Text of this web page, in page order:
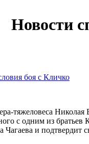
Новости
боя с Кличко
тяжеловеса
с одним из братьев
Чагаева и